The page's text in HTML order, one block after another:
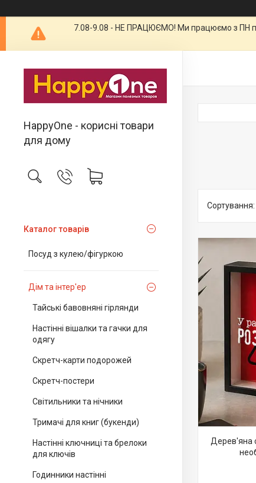
7.08-9.08 - НЕ ПРАЦЮЄМО! Ми працюємо з ПН
HappyOne - корисні товари
для дому
Каталог товарів
Посуд з кулею/фігуркою
Дім та інтер'ер
Тайські бавовняні гірлянди
Настінні вішалки та гачки для
одягу
Скретч-карти подорожей
Скретч-постери
Світильники та нічники
Тримачі для книг (букенди)
Настінні ключниці та брелоки
для ключів
Годинники настінні
Дерев'яна